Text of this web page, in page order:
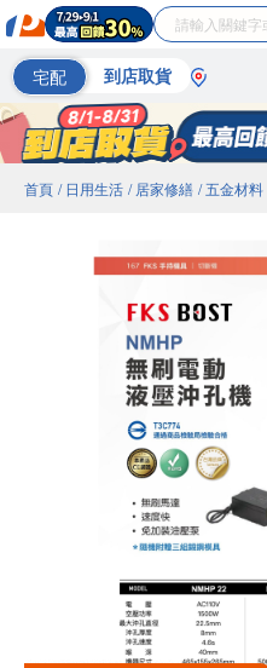
宅配 到店取貨
首頁 / 日用生活 / 居家修繕 / 五金材料